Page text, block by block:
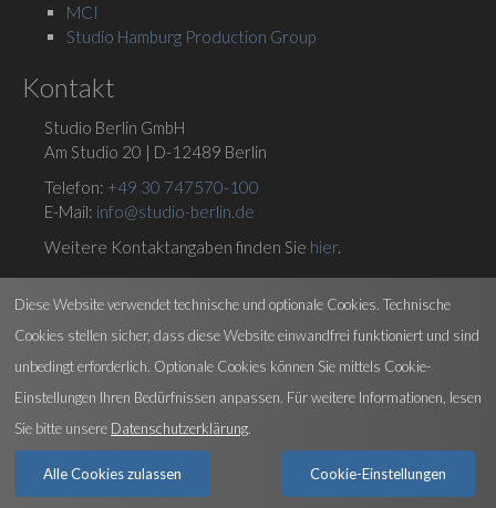
MCI
Studio Hamburg Production Group
Kontakt
Studio Berlin GmbH
Am Studio 20 | D-12489 Berlin
Telefon: +49 30 747570-100
E-Mail: info@studio-berlin.de
Weitere Kontaktangaben finden Sie hier.
Social Media
© 2026 Studio Berlin |Impressum |Datenschutz|Interner
Bereich|Hinweis zum Regelverstoß
Diese Website verwendet technische und optionale Cookies. Technische
Cookies stellen sicher, dass diese Website einwandfrei funktioniert und sind
unbedingt erforderlich. Optionale Cookies können Sie mittels Cookie-
Einstellungen Ihren Bedürfnissen anpassen. Für weitere Informationen, lesen
Sie bitte unsere Datenschutzerklärung
Alle Cookies zulassen Cookie-Einstellungen